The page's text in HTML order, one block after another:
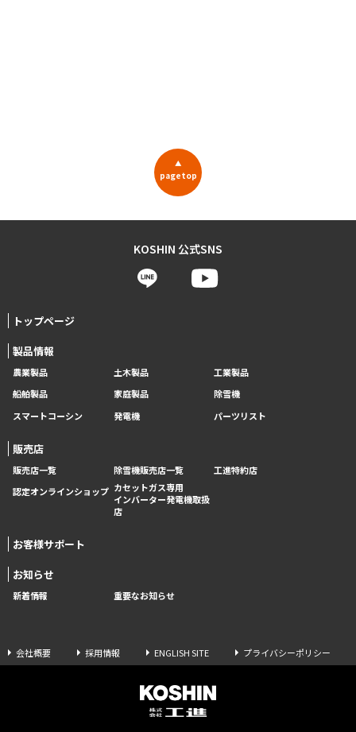
▲
pagetop
KOSHIN 公式SNS
トップページ
製品情報
農業製品 土木製品
工業製品
船舶製品
家庭製品
除雪機
スマートコーシン
発電機 パーツリスト
販売店
販売店一覧 除雪機販売店一覧
工進特約店
認定オンラインショップ カセットガス専用
インバーター発電機取扱
店
お客様サポート
お知らせ
新着情報 重要なお知らせ
会社概要 採用情報 ENGLISH SITE プライバシーポリシー